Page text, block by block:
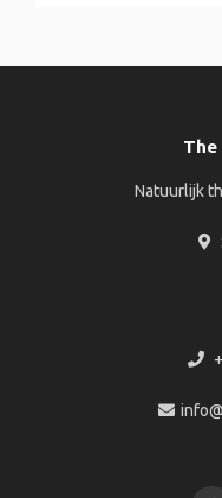
The
Natuurlijk